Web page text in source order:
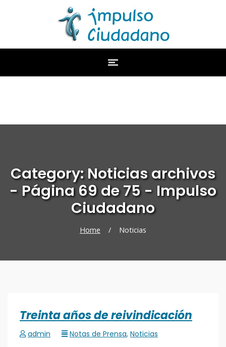
Category: Noticias archivos
- Página 69 de 75 - Impulso
Ciudadano
Home / Noticias
Treinta años de reivindicación
admin Notas de Prensa, Noticias